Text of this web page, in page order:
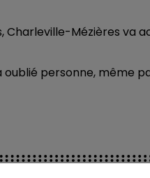
Charleville-Mézières va
personne, même